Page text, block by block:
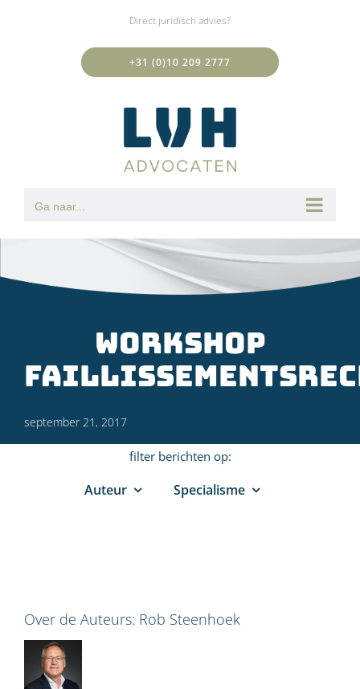
Direct juridisch advies?
+31 (0)10 209 2777
Ga naar...
Workshop
september 21, 2017
filter berichten op:
Auteur Specialisme
Over de Auteurs: Rob Steenhoek